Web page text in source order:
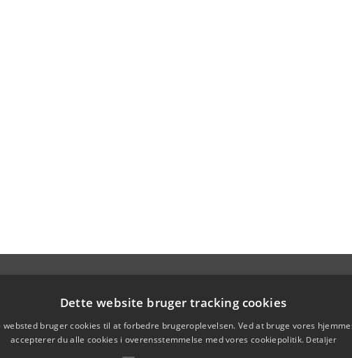
Dette website bruger tracking cookies
websted bruger cookies til at forbedre brugeroplevelsen. Ved at bruge vores
accepterer du alle cookies i overensstemmelse med vores cookiepolitik. Detaljer